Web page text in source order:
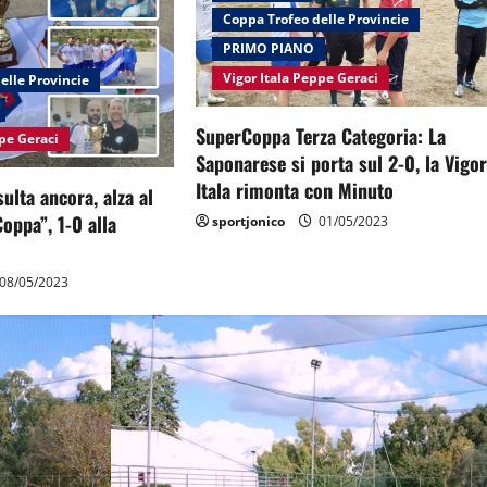
Provincie
Geraci
ancora, alza al
1-0 alla
05/2023
Coppa Trofeo delle Provincie
PRIMO PIANO
Vigor Itala Peppe Geraci
SuperCoppa Terza Categoria: La
Saponarese si porta sul 2-0, la Vigor
Itala rimonta con Minuto
sportjonico 01/05/2023